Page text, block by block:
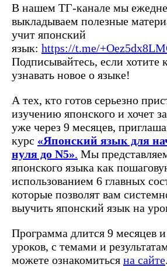
В нашем ТГ-канале мы
выкладываем полезные
учит японский
язык: https://t.me/
Подписывайтесь, если хотите
узнавать новое о языке!
А тех, кто готов серьезно
изучению японского и хочет
уже через 9 месяцев,
курс «Японский язык для
нуля до N5». Мы
японского языка как
использованием 6 главных
которые позволят вам
выучить японский язык на
Программа длится 9 месяцев
уроков, с темами и
можете ознакомиться на сайте.